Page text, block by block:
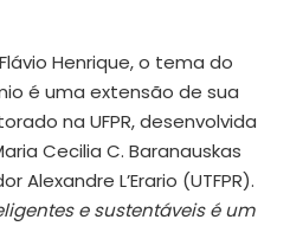
Henrique, o tema do
é uma extensão de sua
na UFPR, desenvolvida
Cecilia C. Baranauskas
Alexandre L’Erario (UTFPR).
e sustentáveis é um